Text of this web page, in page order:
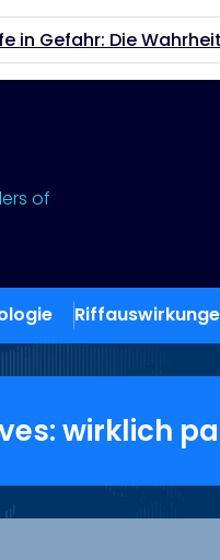
Wahrheit, die
of
wirklich